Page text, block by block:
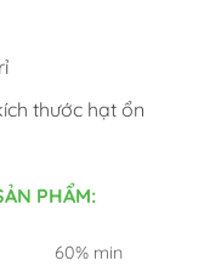
thước hạt ổn
PHẨM:
60% min